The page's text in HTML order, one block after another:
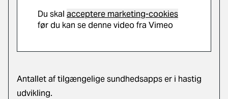
Du skal acceptere marketing-cookies
før du kan se denne video fra Vimeo
Antallet af tilgængelige sundhedsapps er i hastig
udvikling.